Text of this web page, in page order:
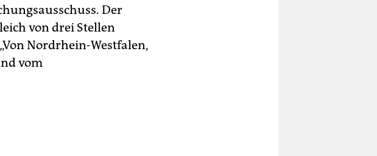
Der
von drei Stellen
Nordrhein-Westfalen,
vom